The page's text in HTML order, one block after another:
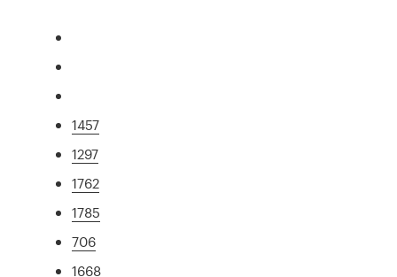
1457
1297
1762
1785
706
1668